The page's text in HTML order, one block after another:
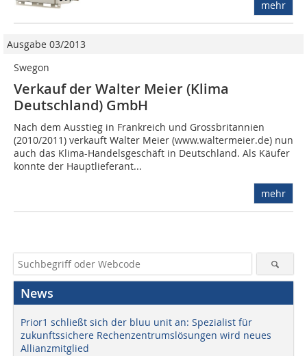
mehr
Ausgabe 03/2013
Swegon
Verkauf der Walter Meier (Klima
Deutschland) GmbH
Nach dem Ausstieg in Frankreich und Grossbritannien
(2010/2011) verkauft Walter Meier (www.waltermeier.de) nun
auch das Klima-Handelsgeschäft in Deutschland. Als Käufer
konnte der Hauptlieferant...
mehr
News
Prior1 schließt sich der bluu unit an: Spezialist für
zukunftssichere Rechenzentrumslösungen wird neues
Allianzmitglied